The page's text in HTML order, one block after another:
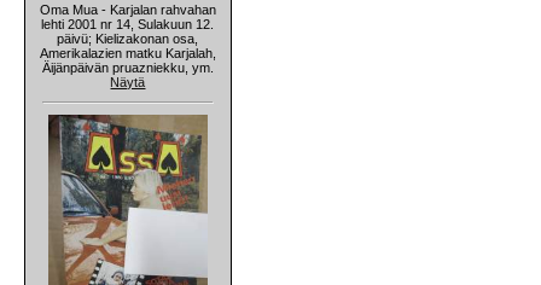
Oma Mua - Karjalan rahvahan
lehti 2001 nr 14, Sulakuun 12.
päivü; Kielizakonan osa,
Amerikalazien matku Karjalah,
Äijänpäivän pruazniekku, ym.
Näytä